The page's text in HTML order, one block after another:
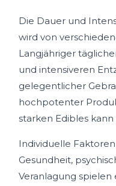
Die Dauer und
wird von
Langjähriger
und intensiveren
gelegentlicher
hochpotenter
starken Edibles
Individuelle
Gesundheit,
Veranlagung spielen